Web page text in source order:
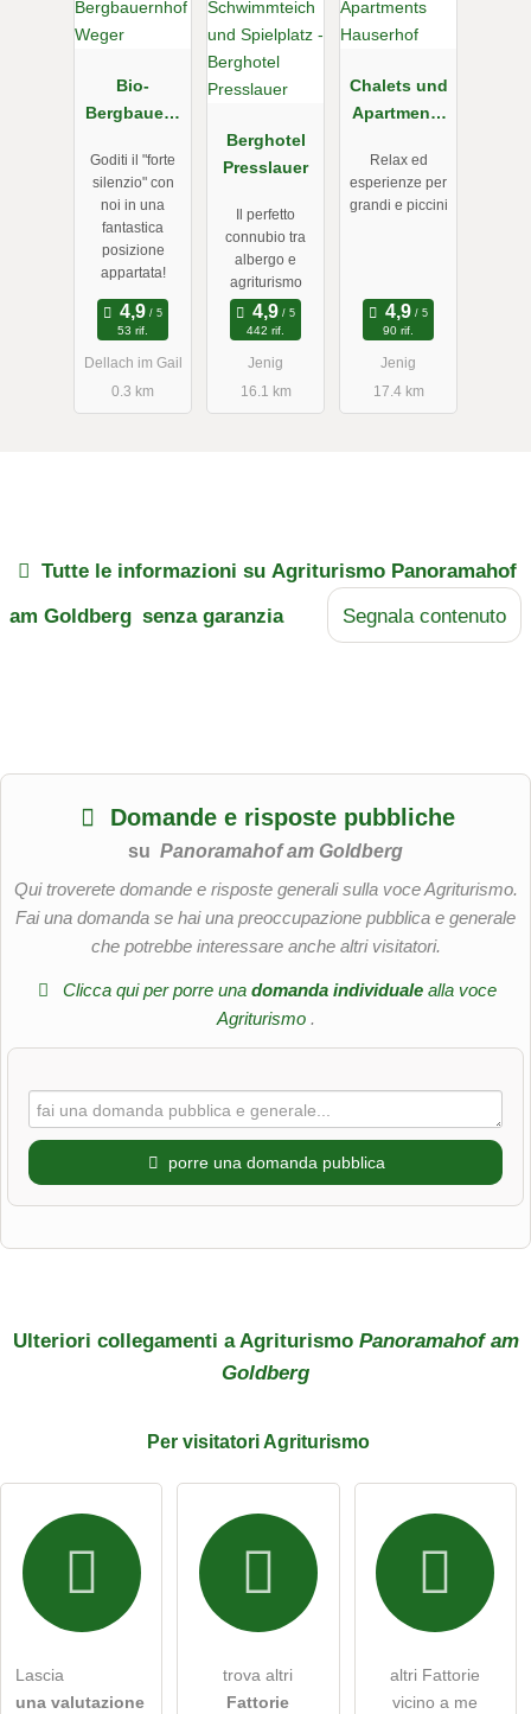
Bio-
Bergbauern
Goditi il ​​"forte
silenzio" con
noi in una
fantastica
posizione
appartata!
53 rif.
Dellach im Gail
0.3 km
Berghotel
Presslauer
Il perfetto
connubio tra
albergo e
agriturismo
442 rif.
Jenig
16.1 km
Chalets und
Apartments
Relax ed
esperienze per
grandi e piccini
90 rif.
Jenig
17.4 km
Tutte le informazioni su Agriturismo Panoramahof
am Goldberg senza garanzia Segnala contenuto
Domande e risposte pubbliche
su Panoramahof am Goldberg
Qui troverete domande e risposte generali sulla voce Agriturismo.
Fai una domanda se hai una preoccupazione pubblica e generale
che potrebbe interessare anche altri visitatori.
Clicca qui per porre una domanda individualealla voce
Agriturismo .
porre una domanda pubblica
Con la presente accetto i termini e le condizioni
Ho letto la dichiarazione sulla protezione dei dati .
Ulteriori collegamenti a Agriturismo Panoramahof am
Goldberg
Per visitatori Agriturismo
Lascia
una valutazione
trova altri
Fattorie
altri Fattorie
vicino a me